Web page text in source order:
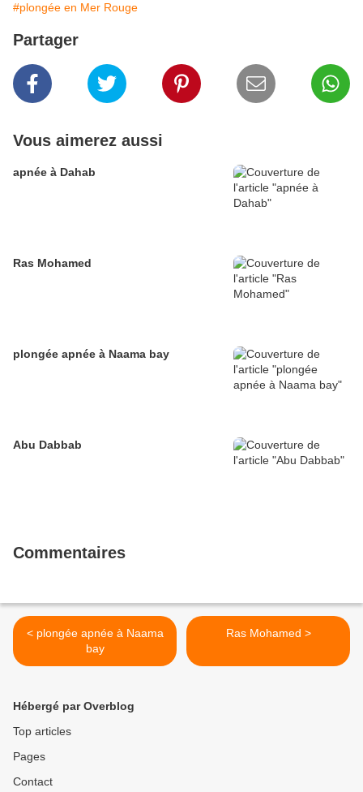
#plongée en Mer Rouge
Partager
Vous aimerez aussi
apnée à Dahab
Ras Mohamed
plongée apnée à Naama bay
Abu Dabbab
Commentaires
< plongée apnée à Naama
bay
Ras Mohamed >
Hébergé par Overblog
Top articles
Pages
Contact